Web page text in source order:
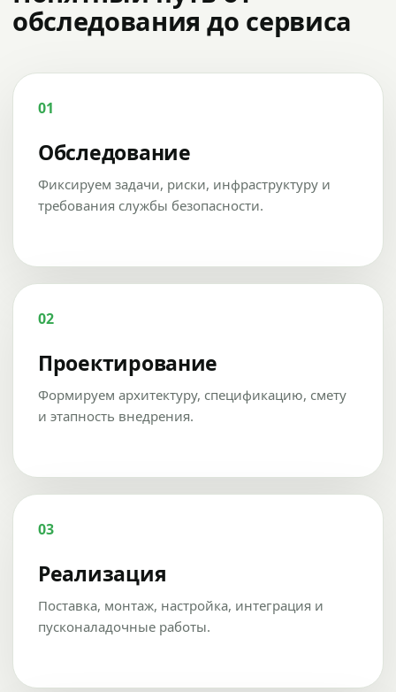
обследования до сервиса
01
Обследование
Фиксируем задачи, риски, инфраструктуру и
требования службы безопасности.
02
Проектирование
Формируем архитектуру, спецификацию, смету
и этапность внедрения.
03
Реализация
Поставка, монтаж, настройка, интеграция и
пусконаладочные работы.